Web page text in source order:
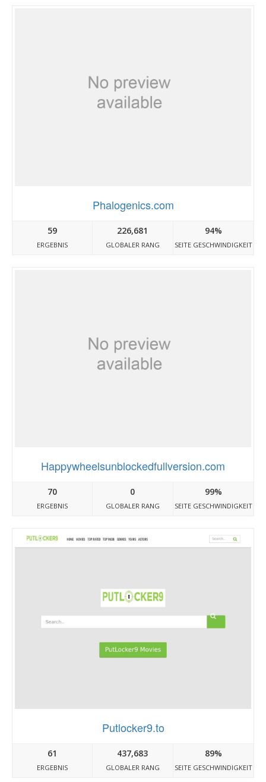
Phalogenics.com
59
ERGEBNIS
226,681
GLOBALER RANG
94%
SEITE GESCHWINDIGKEIT
Happywheelsunblockedfullversion.com
70
ERGEBNIS
0
GLOBALER RANG
99%
SEITE GESCHWINDIGKEIT
Putlocker9.to
61
ERGEBNIS
437,683
GLOBALER RANG
89%
SEITE GESCHWINDIGKEIT